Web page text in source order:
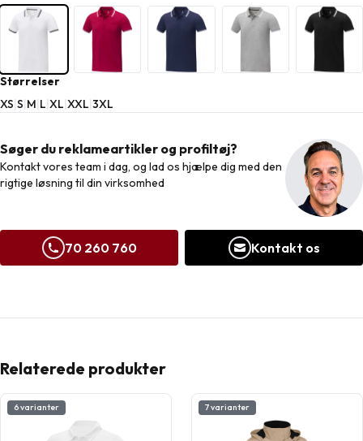
Størrelser
XS S M L XL XXL 3XL
Søger du reklameartikler og profiltøj?
Kontakt vores team i dag, og lad os hjælpe dig med den
rigtige løsning til din virksomhed
70 260 760 Kontakt os
Relaterede produkter
6 varianter 7 varianter